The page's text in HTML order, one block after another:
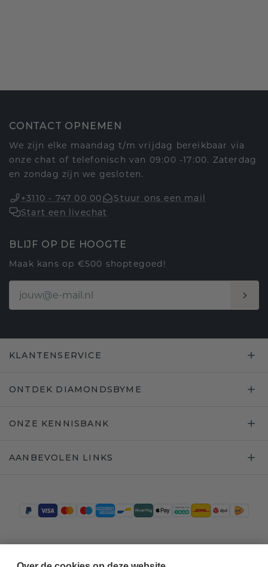
CONTACT OPNEMEN
We zijn elke maandag t/m vrijdag bereikbaar via
onze chat of telefonisch van 09:00 -17:00. Zaterdag
en zondag zijn we gesloten.
+3110 - 747 00 00
Stuur ons een mail
Start een livechat
BLIJF OP DE HOOGTE
Maak kans op €500 shoptegoed!
KLANTENSERVICE
ONTDEK DIAMONDSBYME
ONZE KENNISBANK
AANBEVOLEN LINKS